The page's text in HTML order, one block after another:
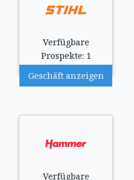
Verfügbare
Prospekte: 1
Geschäft anzeigen
Verfügbare